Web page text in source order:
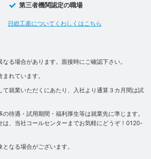
第三者機関認定の職場
日総工産についてくわしくはこちら
る場合があります。面接時にご確認下さい。
れています。
て就業いただくにあたり、入社より通算３カ月間は試
待遇・試用期間・福利厚生等は就業先に準じます。
は、当社コールセンターまでお気軽にどうぞ！0120‐
なる場合がございます。